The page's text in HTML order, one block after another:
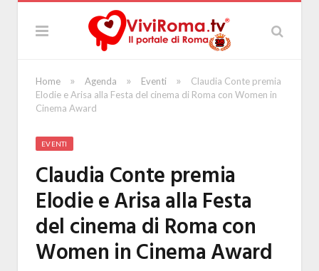
Home » Agenda » Eventi »
Claudia Conte premia
Elodie e Arisa alla Festa del cinema di Roma con Women in
Cinema Award
EVENTI
Claudia Conte premia
Elodie e Arisa alla Festa
del cinema di Roma con
Women in Cinema Award